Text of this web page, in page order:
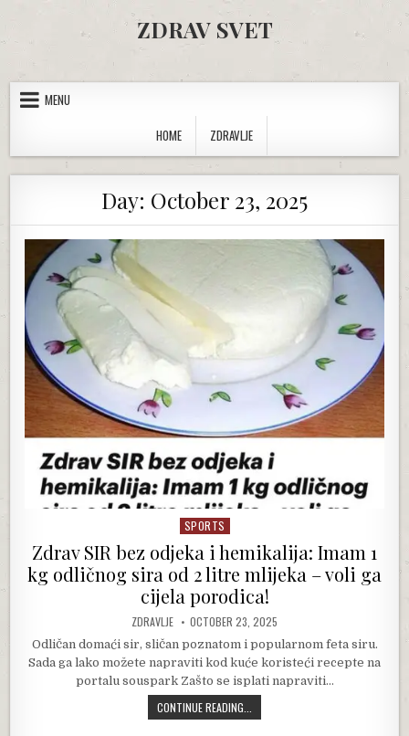
ZDRAV SVET
MENU
HOME
ZDRAVLJE
Day: October 23, 2025
Posted in
SPORTS
Zdrav SIR bez odjeka i hemikalija: Imam 1
kg odličnog sira od 2 litre mlijeka – voli ga
cijela porodica!
AUTHOR:
ZDRAVLJE PUBLISHED DATE:
OCTOBER 23, 2025
Odličan domaći sir, sličan poznatom i popularnom feta siru.
Sada ga lako možete napraviti kod kuće koristeći recepte na
portalu souspark Zašto se isplati napraviti…
CONTINUE READING...